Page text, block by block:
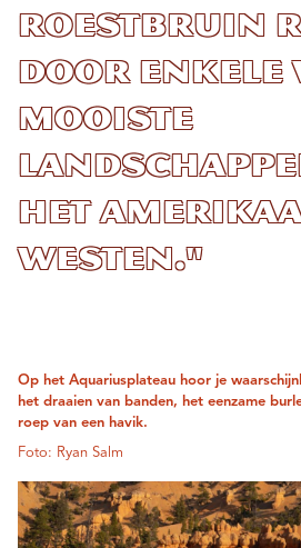
roestbruin
door enkele
mooiste
het
Westen."
Op het Aquariusplateau hoor je
het draaien van banden, het eenzame
roep van een havik.
Foto: Ryan Salm